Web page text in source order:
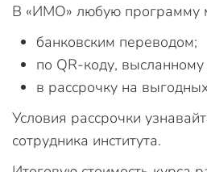
В «ИМО» любую программу
банковским переводом;
по QR-коду,
в рассрочку на
Условия рассрочки
сотрудника института.